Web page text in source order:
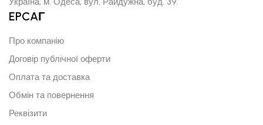
EPCAГ
Про компанію
Договір публічної оферти
Оплата та доставка
Обмін та повернення
Реквізити